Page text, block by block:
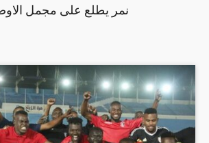
نمر يطلع على مجمل